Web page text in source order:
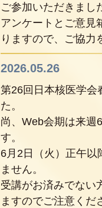
ご参加いただきまし
アンケートとご意見
りますので、ご協力
2026.05.26
第26回日本核医学会
た。
尚、Web会期は来週
す。
6月2日（火）正午以
ません。
受講がお済みでない
ますのでご注意くだ